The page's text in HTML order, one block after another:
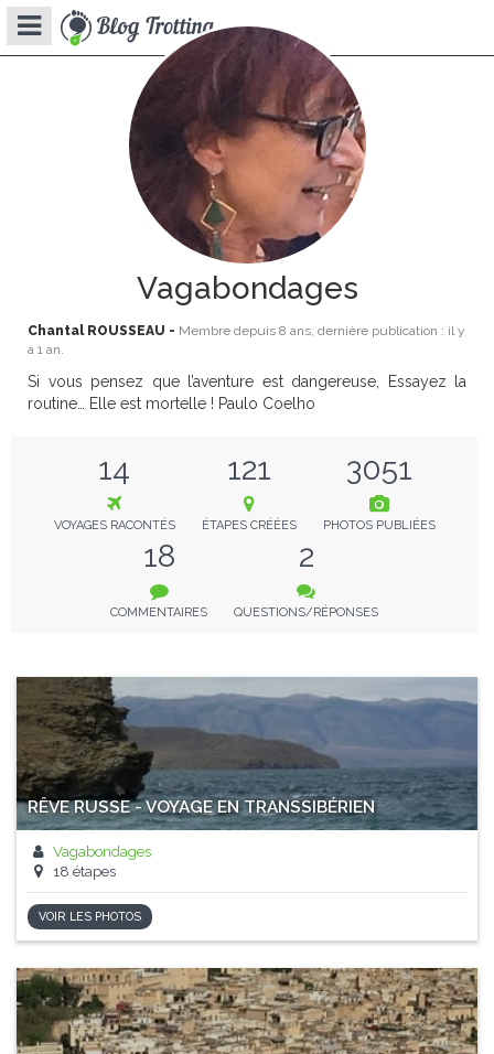
Vagabondages
Chantal ROUSSEAU - Membre depuis 8 ans, dernière publication : il y
a 1 an.
Si vous pensez que l’aventure est dangereuse, Essayez la
routine… Elle est mortelle ! Paulo Coelho
14
VOYAGES RACONTÉS
121
ÉTAPES CRÉÉES
3051
PHOTOS PUBLIÉES
18
COMMENTAIRES
2
QUESTIONS/RÉPONSES
RÊVE RUSSE - VOYAGE EN TRANSSIBÉRIEN
Vagabondages
18 étapes
VOIR LES PHOTOS